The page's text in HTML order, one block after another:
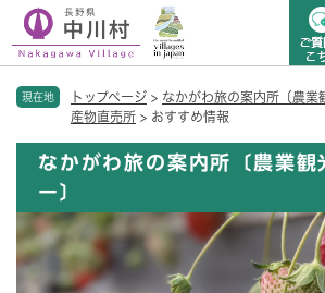
現在地 トップページ > なかがわ旅の案内所〔農業
産物直売所 > おすすめ情報
なかがわ旅の案内所〔農業観
ー〕